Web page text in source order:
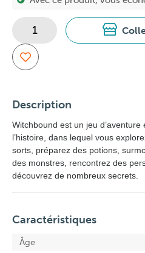
Description
Witchbound est un jeu
l’histoire, dans lequel vous
sorts, préparez des potions,
des monstres, rencontrez des
découvrez de nombreux secrets.
Caractéristiques
Âge